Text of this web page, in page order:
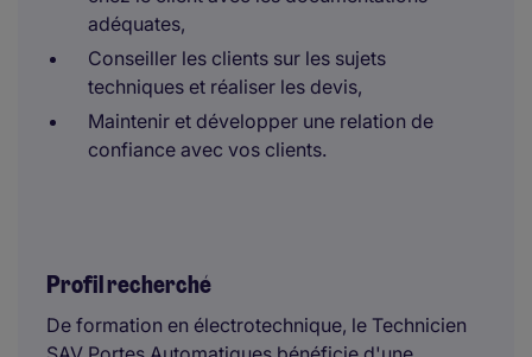
adéquates,
Conseiller les clients sur les sujets
techniques et réaliser les devis,
Maintenir et développer une relation de
confiance avec vos clients.
Profil recherché
De formation en électrotechnique, le Technicien